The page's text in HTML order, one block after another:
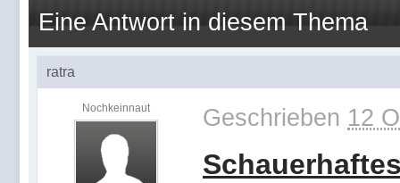
Eine Antwort in diesem Thema
ratra
Nochkeinnaut Geschrieben 12